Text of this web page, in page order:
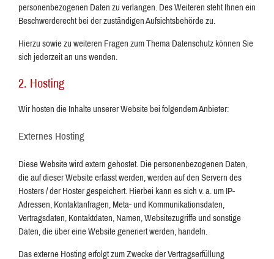
personenbezogenen Daten zu verlangen. Des Weiteren steht Ihnen ein
Beschwerderecht bei der zuständigen Aufsichtsbehörde zu.
Hierzu sowie zu weiteren Fragen zum Thema Datenschutz können Sie
sich jederzeit an uns wenden.
2. Hosting
Wir hosten die Inhalte unserer Website bei folgendem Anbieter:
Externes Hosting
Diese Website wird extern gehostet. Die personenbezogenen Daten,
die auf dieser Website erfasst werden, werden auf den Servern des
Hosters / der Hoster gespeichert. Hierbei kann es sich v. a. um IP-
Adressen, Kontaktanfragen, Meta- und Kommunikationsdaten,
Vertragsdaten, Kontaktdaten, Namen, Websitezugriffe und sonstige
Daten, die über eine Website generiert werden, handeln.
Das externe Hosting erfolgt zum Zwecke der Vertragserfüllung